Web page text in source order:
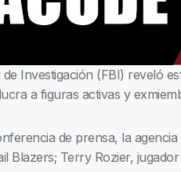
Investigación (FBI) reveló
a figuras activas y
de prensa, la
Blazers; Terry Rozier,